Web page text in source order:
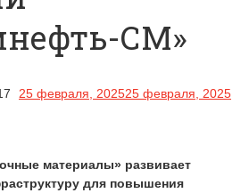
СМ»
25 февраля, 202525 февраля, 2025
материалы» развивает
для повышения